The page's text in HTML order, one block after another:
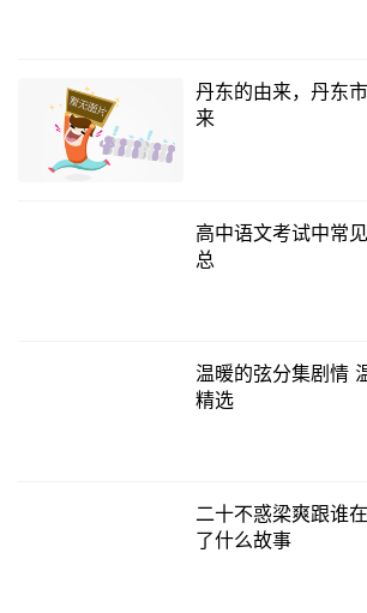
丹东的由来，丹东
来
高中语文考试中常
总
温暖的弦分集剧情
精选
二十不惑梁爽跟谁
了什么故事